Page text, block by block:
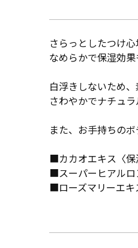
さらっとしたつけ心
なめらかで保湿効果
白浮きしないため、
さわやかでナチュ
また、お手持ちの
■カカオエキス〈保
■スーパーヒアルロ
■ローズマリーエキ